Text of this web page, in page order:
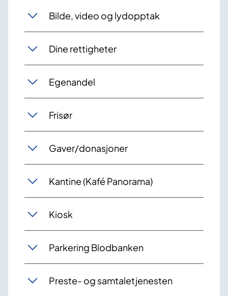
Bilde, video og lydopptak
Dine rettigheter
Egenandel
Frisør
Gaver/donasjoner
Kantine (Kafé Panorama)
Kiosk
Parkering Blodbanken
Preste- og samtaletjenesten